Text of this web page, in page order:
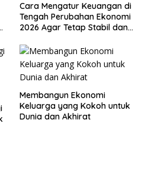
Cara Mengatur Keuangan di
Tengah Perubahan Ekonomi
2026 Agar Tetap Stabil dan
Membangun Ekonomi
Keluarga yang Kokoh untuk
Dunia dan Akhirat